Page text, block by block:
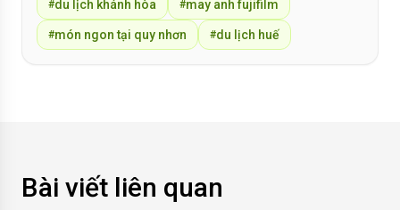
#du lịch khánh hòa #may anh fujifilm
#món ngon tại quy nhơn #du lịch huế
Bài viết liên quan